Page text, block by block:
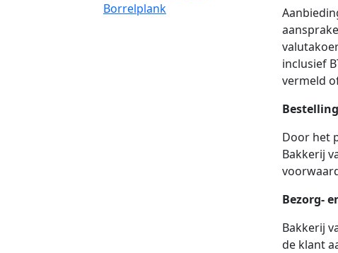
Borrelplank
inclusief
vermeld
Door het
Bakkerij
Bezorg-
Bakkerij
de klant